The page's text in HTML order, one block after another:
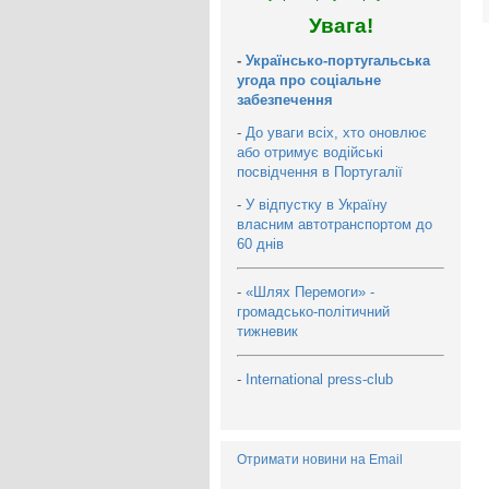
Увага!
- Українсько-португальська
угода про соціальне
забезпечення
- До уваги всіх, хто оновлює
або отримує водійські
посвідчення в Португалії
- У відпустку в Україну
власним автотранспортом до
60 днів
- «Шлях Перемоги» -
громадсько-політичний
тижневик
- International press-club
Отримати новини на Email